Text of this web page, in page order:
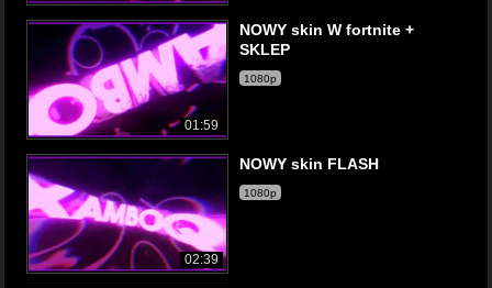
01:59
NOWY skin W fortnite +
SKLEP
1080p
02:39
NOWY skin FLASH
1080p